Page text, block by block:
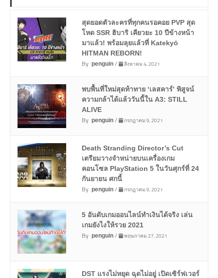
สุดยอดตัวละครที่ทุกคนรอคอย PVP สุด
โหด SSR ฮิบาริ เคียวยะ 10 ปีข้างหน้า
มาแล้ว! พร้อมลุยแล้วที่ Katekyō
HITMAN REBORN!
By penguin/ สิงหาคม 4, 2021
พบพื้นที่ใหม่สุดท้าทาย ‘เลสคาร์’ พิสูจน์
ความกล้าได้แล้ววันนี้ใน A3: STILL
ALIVE
By penguin/ กรกฎาคม 9, 2021
Death Stranding Director’s Cut
เตรียมวางจำหน่ายบนเครื่องเกม
คอนโซล PlayStation 5 ในวันศุกร์ที่ 24
กันยายน ศกนี้
By penguin/ กรกฎาคม 9, 2021
5 อันดับเกมออนไลน์ทำเงินได้จริง เล่น
เกมยังไงให้รวย 2021
By penguin/ พฤษภาคม 27, 2021
DST แรงไม่หยุด ฉุดไม่อยู่ เปิดเซิร์ฟเวอร์